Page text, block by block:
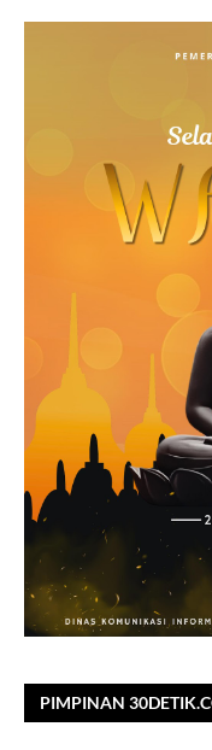
PIMPINAN